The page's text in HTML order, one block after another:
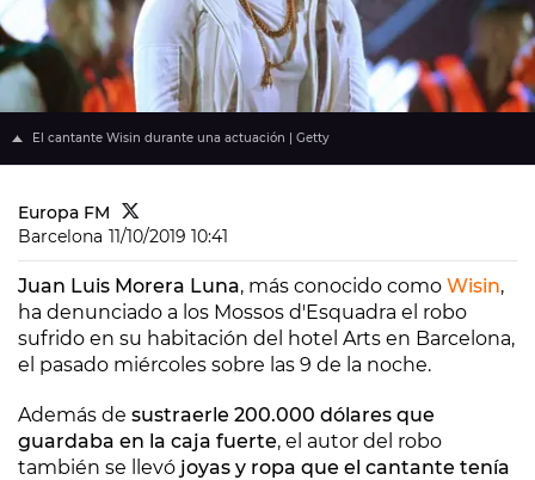
El cantante Wisin durante una actuación | Getty
Europa FM
Barcelona 11/10/2019 10:41
Juan Luis Morera Luna, más conocido como Wisin,
ha denunciado a los Mossos d'Esquadra el robo
sufrido en su habitación del hotel Arts en Barcelona,
el pasado miércoles sobre las 9 de la noche.
Además de sustraerle 200.000 dólares que
guardaba en la caja fuerte, el autor del robo
también se llevó joyas y ropa que el cantante tenía